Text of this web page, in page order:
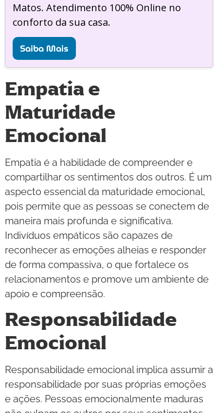
Matos. Atendimento 100% Online no
conforto da sua casa.
Saiba Mais
Empatia e
Maturidade
Emocional
Empatia é a habilidade de compreender e
compartilhar os sentimentos dos outros. É um
aspecto essencial da maturidade emocional,
pois permite que as pessoas se conectem de
maneira mais profunda e significativa.
Indivíduos empáticos são capazes de
reconhecer as emoções alheias e responder
de forma compassiva, o que fortalece os
relacionamentos e promove um ambiente de
apoio e compreensão.
Responsabilidade
Emocional
Responsabilidade emocional implica assumir a
responsabilidade por suas próprias emoções
e ações. Pessoas emocionalmente maduras